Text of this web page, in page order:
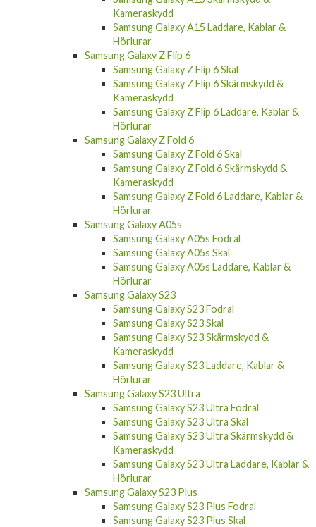
Samsung Galaxy A15 Laddare, Kablar &
Hörlurar
Samsung Galaxy Z Flip 6
Samsung Galaxy Z Flip 6 Skal
Samsung Galaxy Z Flip 6 Skärmskydd &
Kameraskydd
Samsung Galaxy Z Flip 6 Laddare, Kablar &
Hörlurar
Samsung Galaxy Z Fold 6
Samsung Galaxy Z Fold 6 Skal
Samsung Galaxy Z Fold 6 Skärmskydd &
Kameraskydd
Samsung Galaxy Z Fold 6 Laddare, Kablar &
Hörlurar
Samsung Galaxy A05s
Samsung Galaxy A05s Fodral
Samsung Galaxy A05s Skal
Samsung Galaxy A05s Laddare, Kablar &
Hörlurar
Samsung Galaxy S23
Samsung Galaxy S23 Fodral
Samsung Galaxy S23 Skal
Samsung Galaxy S23 Skärmskydd &
Kameraskydd
Samsung Galaxy S23 Laddare, Kablar &
Hörlurar
Samsung Galaxy S23 Ultra
Samsung Galaxy S23 Ultra Fodral
Samsung Galaxy S23 Ultra Skal
Samsung Galaxy S23 Ultra Skärmskydd &
Kameraskydd
Samsung Galaxy S23 Ultra Laddare, Kablar &
Hörlurar
Samsung Galaxy S23 Plus
Samsung Galaxy S23 Plus Fodral
Samsung Galaxy S23 Plus Skal
Samsung Galaxy S23 Plus Skärmskydd &